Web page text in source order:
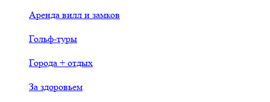
Аренда вилл и замков
Гольф-туры
Города + отдых
За здоровьем